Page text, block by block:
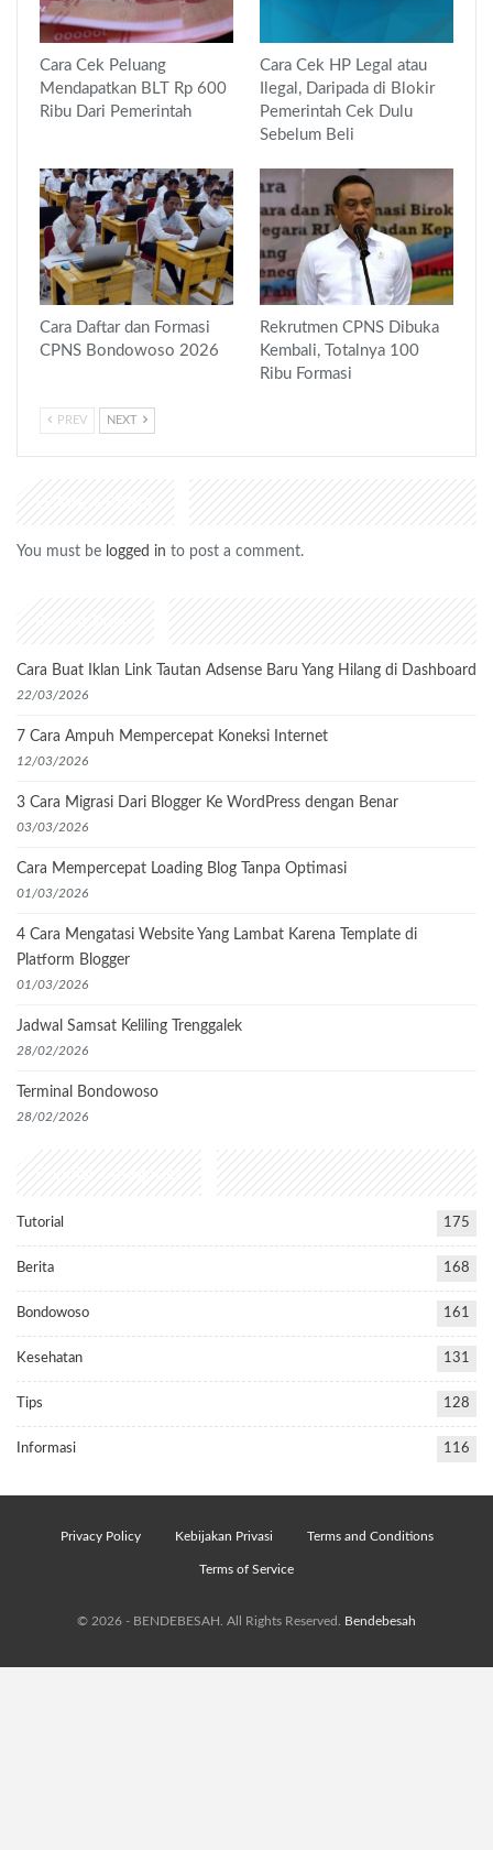
Cara Cek Peluang
Mendapatkan BLT Rp 600
Ribu Dari Pemerintah
Cara Cek HP Legal atau
Ilegal, Daripada di Blokir
Pemerintah Cek Dulu
Sebelum Beli
Cara Daftar dan Formasi
CPNS Bondowoso 2026
Rekrutmen CPNS Dibuka
Kembali, Totalnya 100
Ribu Formasi
PREV NEXT
LEAVE A REPLY
You must be logged in to post a comment.
Recent Posts
Cara Buat Iklan Link Tautan Adsense Baru Yang Hilang di Dashboard
22/03/2026
7 Cara Ampuh Mempercepat Koneksi Internet
12/03/2026
3 Cara Migrasi Dari Blogger Ke WordPress dengan Benar
03/03/2026
Cara Mempercepat Loading Blog Tanpa Optimasi
01/03/2026
4 Cara Mengatasi Website Yang Lambat Karena Template di
Platform Blogger
01/03/2026
Jadwal Samsat Keliling Trenggalek
28/02/2026
Terminal Bondowoso
28/02/2026
Popular Categories
Tutorial 175
Berita 168
Bondowoso 161
Kesehatan 131
Tips 128
Informasi 116
Privacy Policy Kebijakan Privasi Terms and Conditions
Terms of Service
© 2026 - BENDEBESAH. All Rights Reserved. Bendebesah